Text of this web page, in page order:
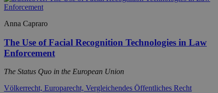
Anna Capraro
The Use of Facial Recognition Technologies in Law
Enforcement
The Status Quo in the European Union
Völkerrecht, Europarecht, Vergleichendes Öffentliches Recht